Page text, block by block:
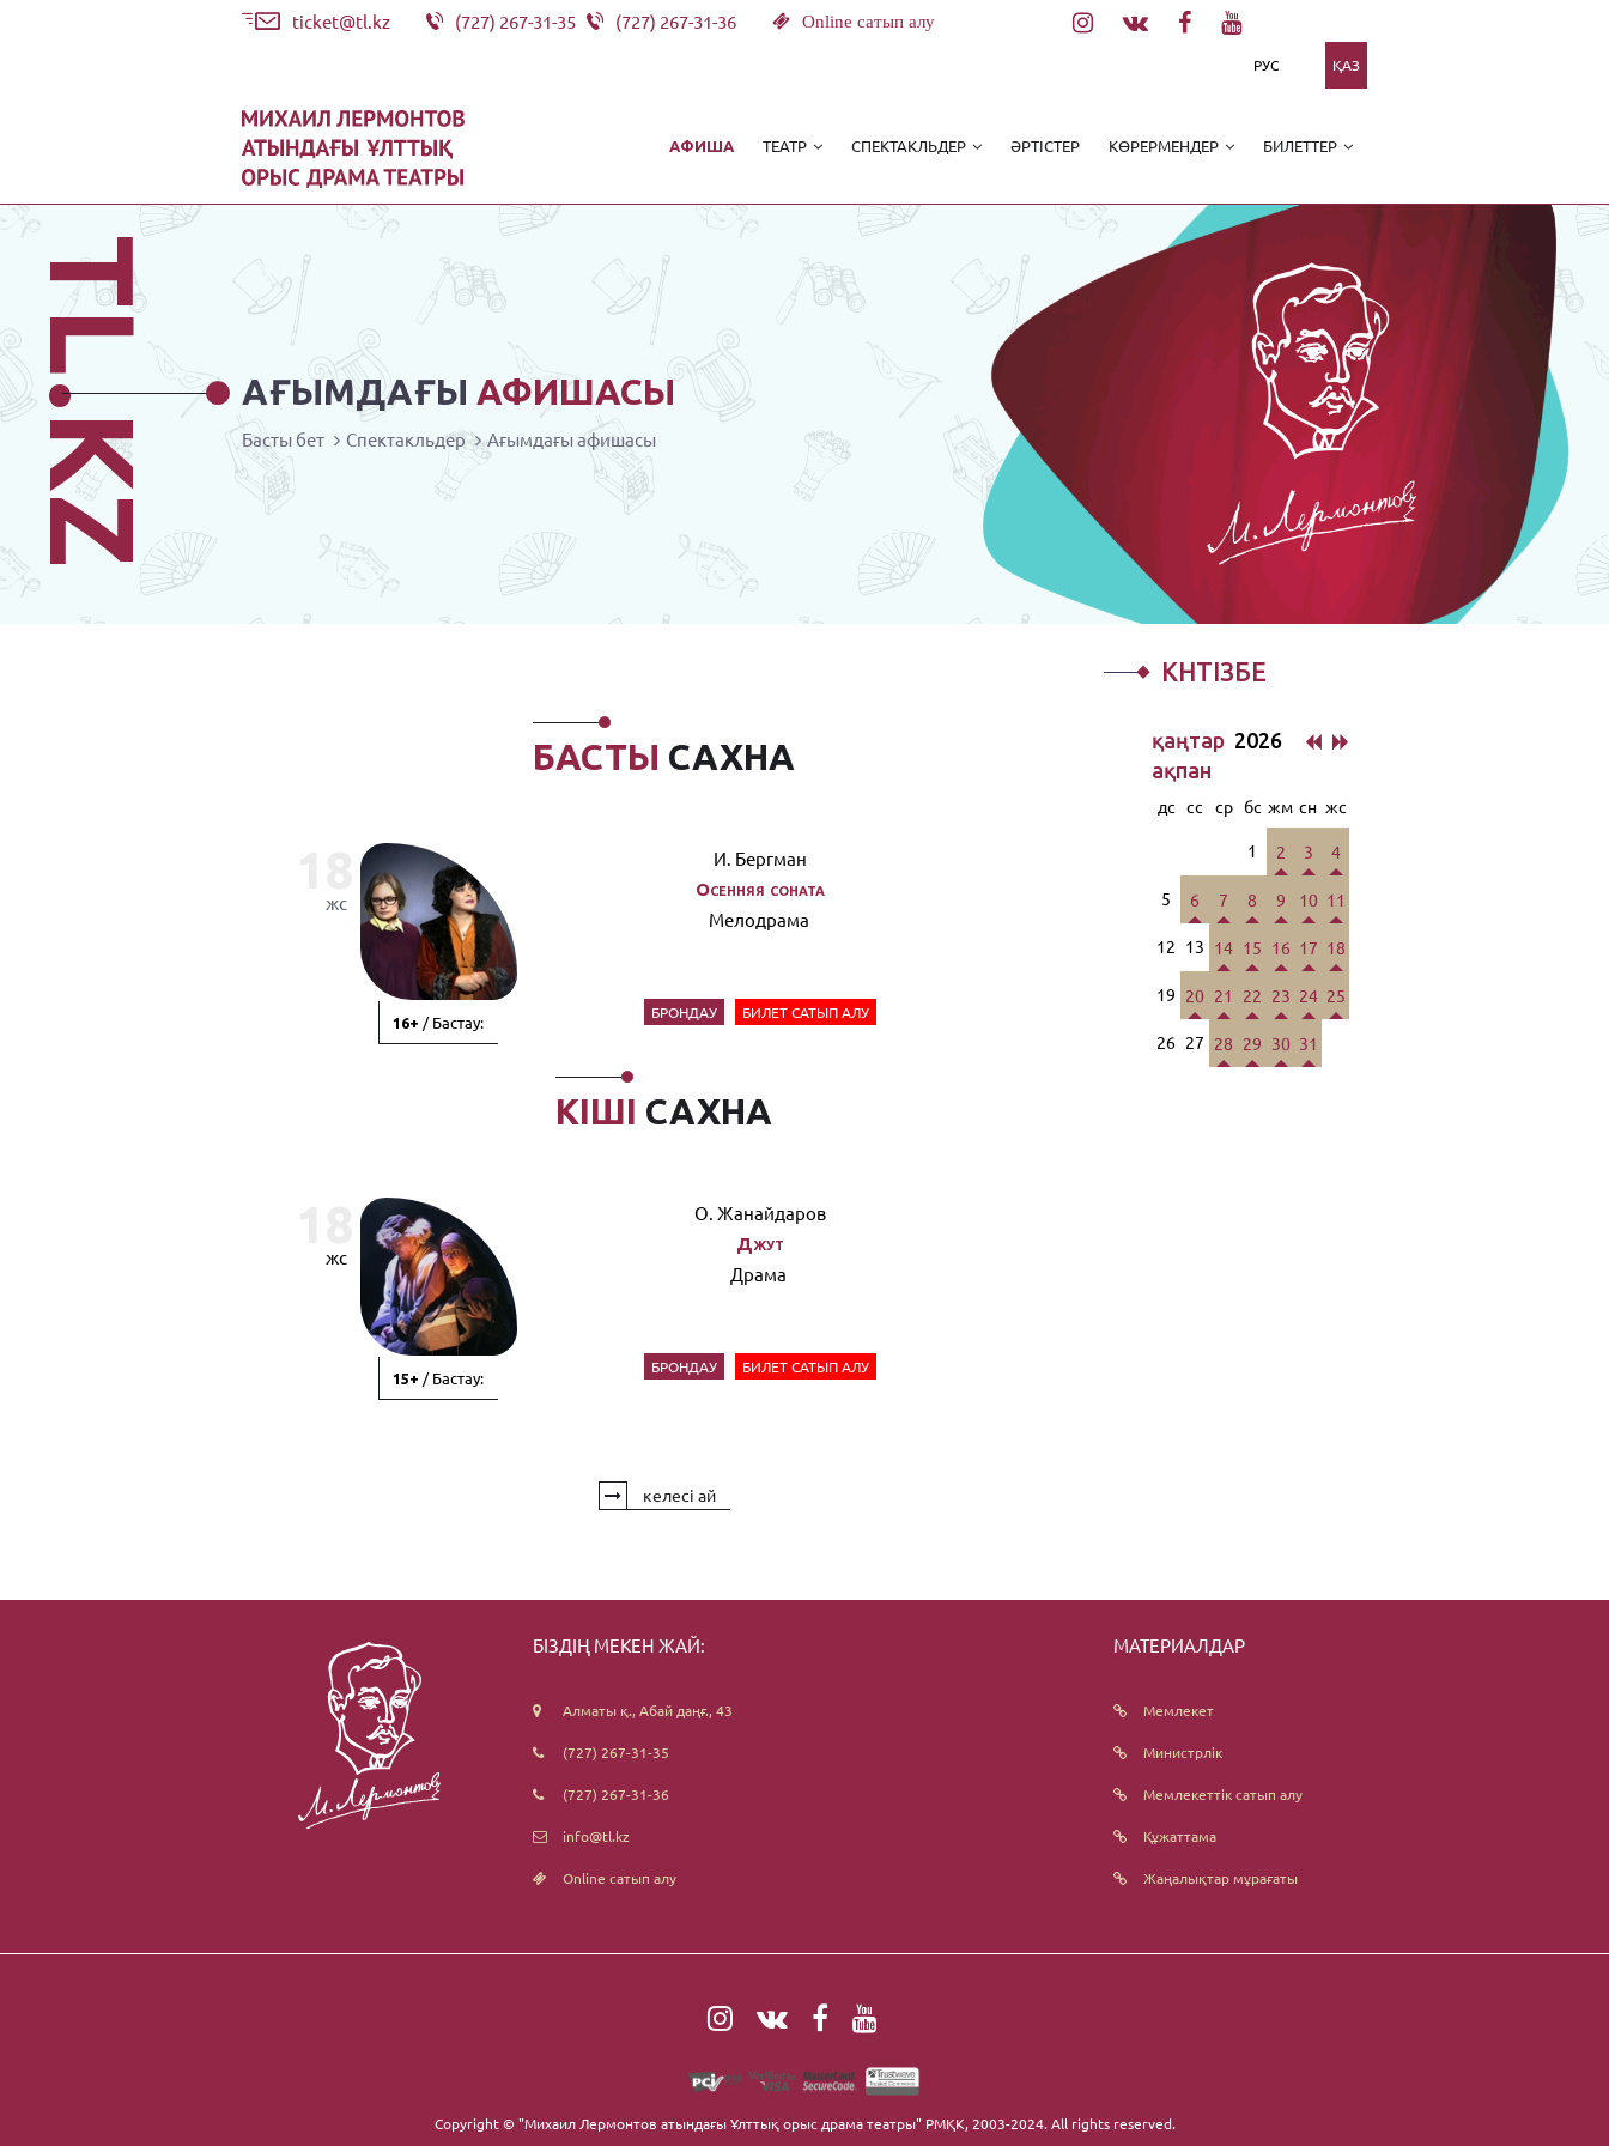
ticket@tl.kz (727) 267-31-35 (727) 267-31-36 Online сатып алу
РУС ҚАЗ
АФИША ТЕАТР СПЕКТАКЛЬДЕР ӘРТІСТЕР КӨРЕРМЕНДЕР БИЛЕТТЕР
АҒЫМДАҒЫ АФИШАСЫ
TL.KZ Басты бет Спектакльдер Ағымдағы афишасы
БАСТЫ САХНА
жс
16+ / Бастау:
И. Бергман
Осенняя соната
Мелодрама
БРОНДАУ БИЛЕТ САТЫП АЛУ
КІШІ САХНА
жс
15+ / Бастау:
О. Жанайдаров
Джут
Драма
БРОНДАУ БИЛЕТ САТЫП АЛУ
келесі ай
КҮНТІЗБЕ
қаңтар 2026
ақпан
дс сс ср бс жм сн жс
1 2 3 4
5 6 7 8 9 10 11
12 13 14 15 16 17 18
19 20 21 22 23 24 25
26 27 28 29 30 31
БІЗДІҢ МЕКЕН ЖАЙ:
Алматы қ., Абай даңғ., 43
(727) 267-31-35
(727) 267-31-36
info@tl.kz
Online сатып алу
МАТЕРИАЛДАР
Мемлекет
Министрлік
Мемлекеттік сатып алу
Құжаттама
Жаңалықтар мұрағаты
Copyright © "Михаил Лермонтов атындағы Ұлттық орыс драма театры" РМҚК, 2003-2024. All rights reserved.